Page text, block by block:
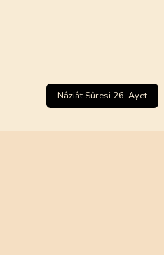
Nâziât Sûresi 26. Ayet